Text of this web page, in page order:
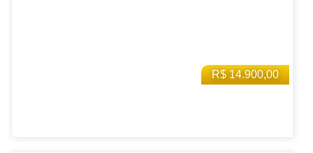
R$ 14.900,00